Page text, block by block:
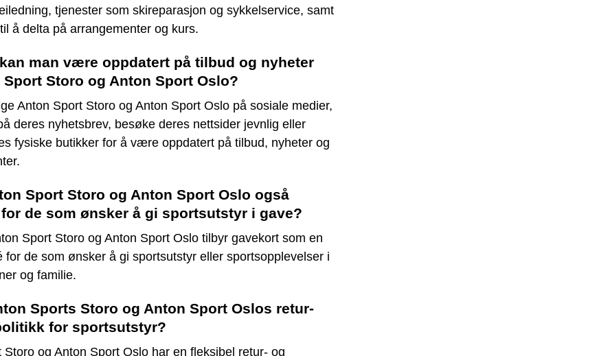
tjenester som skireparasjon og sykkelservice, samt
å delta på arrangementer og kurs.
man være oppdatert på tilbud og nyheter
Storo og Anton Sport Oslo?
Anton Sport Storo og Anton Sport Oslo på sosiale medier,
deres nyhetsbrev, besøke deres nettsider jevnlig eller
fysiske butikker for å være oppdatert på tilbud, nyheter og
Sport Storo og Anton Sport Oslo også
de som ønsker å gi sportsutstyr i gave?
Sport Storo og Anton Sport Oslo tilbyr gavekort som en
for de som ønsker å gi sportsutstyr eller sportsopplevelser i
og familie.
Sports Storo og Anton Sport Oslos retur-
for sportsutstyr?
Storo og Anton Sport Oslo har en fleksibel retur- og